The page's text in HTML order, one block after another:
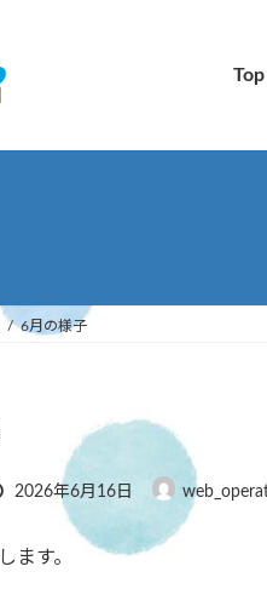
Top
6月の様子
最
新
2026年6月16日
ます。